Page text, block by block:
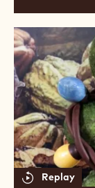
Replay
Christmas
Tree
Showpiece